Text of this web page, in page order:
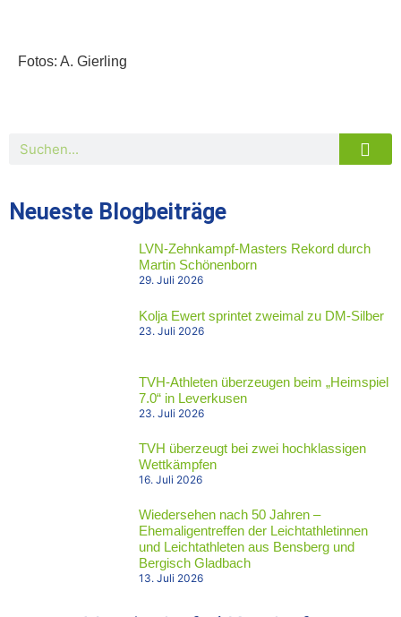
Fotos: A. Gierling
Neueste Blogbeiträge
LVN-Zehnkampf-Masters Rekord durch
Martin Schönenborn
29. Juli 2026
Kolja Ewert sprintet zweimal zu DM-Silber
23. Juli 2026
TVH-Athleten überzeugen beim „Heimspiel
7.0“ in Leverkusen
23. Juli 2026
TVH überzeugt bei zwei hochklassigen
Wettkämpfen
16. Juli 2026
Wiedersehen nach 50 Jahren –
Ehemaligentreffen der Leichtathletinnen
und Leichtathleten aus Bensberg und
Bergisch Gladbach
13. Juli 2026